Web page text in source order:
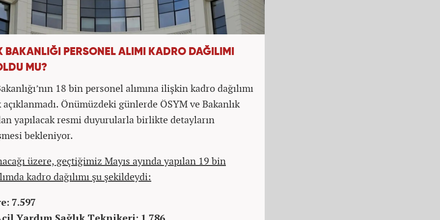
BAKANLIĞI PERSONEL ALIMI KADRO DAĞILIMI
MU?
18 bin personel alımına ilişkin kadro dağılımı
Önümüzdeki günlerde ÖSYM ve Bakanlık
yapılacak resmi duyurularla birlikte detayların
bekleniyor.
üzere, geçtiğimiz Mayıs ayında yapılan 19 bin
kadro dağılımı şu şekildeydi:
7.597